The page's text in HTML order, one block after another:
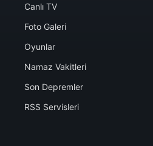
Canlı TV
Foto Galeri
Oyunlar
Namaz Vakitleri
Son Depremler
RSS Servisleri